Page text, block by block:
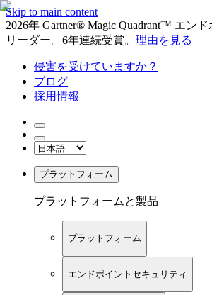
Skip to main content
2026年 Gartner® Magic Quadrant™ エン
リーダー。6年連続受賞。 理由を見る
侵害を受けていますか？
ブログ
採用情報
プラットフォーム
プラットフォームと製品
プラットフォーム
エンドポイントセキュリティ